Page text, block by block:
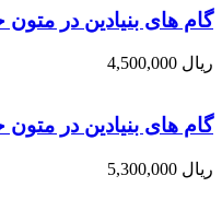
گام های بنیادین در
ریال
گام های بنیادین در
ریال